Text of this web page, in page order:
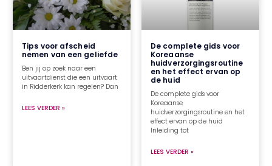
Tips voor afscheid
nemen van een geliefde
Ben jij op zoek naar een
uitvaartdienst die een uitvaart
in Ridderkerk kan regelen? Dan
LEES VERDER »
De complete gids voor
Koreaanse
huidverzorgingsroutine
en het effect ervan op
de huid
De complete gids voor
Koreaanse
huidverzorgingsroutine en het
effect ervan op de huid
Inleiding tot
LEES VERDER »